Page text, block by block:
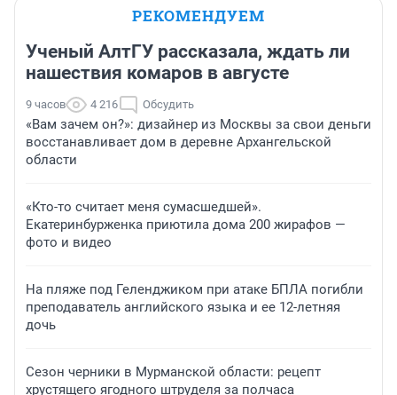
РЕКОМЕНДУЕМ
Ученый АлтГУ рассказала, ждать ли
нашествия комаров в августе
9 часов 4 216 Обсудить
«Вам зачем он?»: дизайнер из Москвы за свои деньги
восстанавливает дом в деревне Архангельской
области
«Кто-то считает меня сумасшедшей».
Екатеринбурженка приютила дома 200 жирафов —
фото и видео
На пляже под Геленджиком при атаке БПЛА погибли
преподаватель английского языка и ее 12-летняя
дочь
Сезон черники в Мурманской области: рецепт
хрустящего ягодного штруделя за полчаса